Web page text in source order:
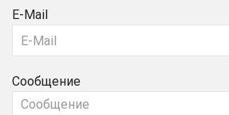
E-Mail
Сообщение